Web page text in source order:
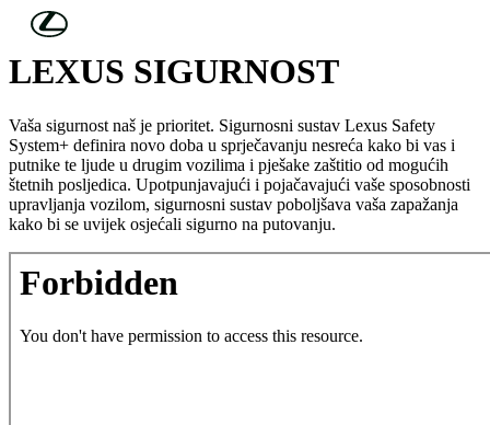
Skip to Main Content
LEXUS SIGURNOST
Vaša sigurnost naš je prioritet. Sigurnosni sustav Lexus Safety
System+ definira novo doba u sprječavanju nesreća kako bi vas i
putnike te ljude u drugim vozilima i pješake zaštitio od mogućih
štetnih posljedica. Upotpunjavajući i pojačavajući vaše sposobnosti
upravljanja vozilom, sigurnosni sustav poboljšava vaša zapažanja
kako bi se uvijek osjećali sigurno na putovanju.